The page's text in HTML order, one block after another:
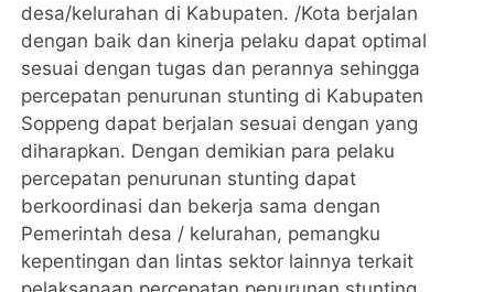
desa/kelurahan di Kabupaten. /Kota berjalan
dengan baik dan kinerja pelaku dapat optimal
sesuai dengan tugas dan perannya sehingga
percepatan penurunan stunting di Kabupaten
Soppeng dapat berjalan sesuai dengan yang
diharapkan. Dengan demikian para pelaku
percepatan penurunan stunting dapat
berkoordinasi dan bekerja sama dengan
Pemerintah desa / kelurahan, pemangku
kepentingan dan lintas sektor lainnya terkait